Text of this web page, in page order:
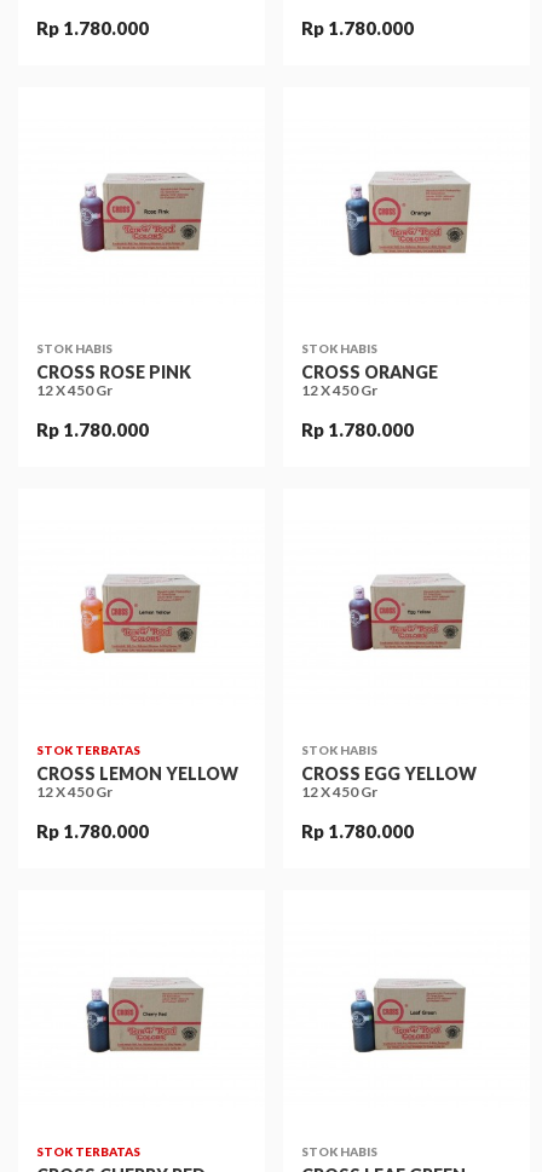
Rp 1.780.000 Rp 1.780.000
STOK HABIS
CROSS ROSE PINK
12 X 450 Gr
Rp 1.780.000
STOK HABIS
CROSS ORANGE
12 X 450 Gr
Rp 1.780.000
STOK TERBATAS
CROSS LEMON YELLOW
12 X 450 Gr
Rp 1.780.000
STOK HABIS
CROSS EGG YELLOW
12 X 450 Gr
Rp 1.780.000
STOK TERBATAS STOK HABIS